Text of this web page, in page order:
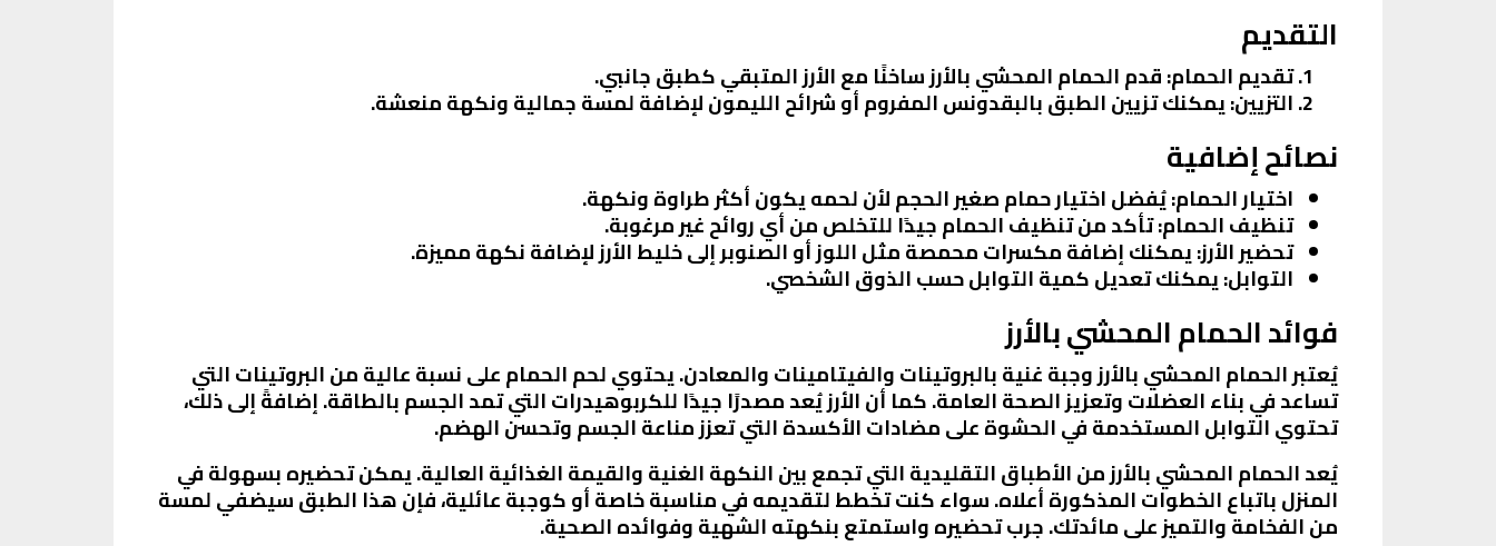
التقديم
تقديم الحمام: قدم الحمام المحشي بالأرز ساخنًا مع الأرز المتبقي كطبق جانبي.
التزيين: يمكنك تزيين الطبق بالبقدونس المفروم أو شرائح الليمون لإضافة لمسة جمالية ونكهة منعشة.
نصائح إضافية
اختيار الحمام: يُفضل اختيار حمام صغير الحجم لأن لحمه يكون أكثر طراوة ونكهة.
تنظيف الحمام: تأكد من تنظيف الحمام جيدًا للتخلص من أي روائح غير مرغوبة.
تحضير الأرز: يمكنك إضافة مكسرات محمصة مثل اللوز أو الصنوبر إلى خليط الأرز لإضافة نكهة مميزة.
التوابل: يمكنك تعديل كمية التوابل حسب الذوق الشخصي.
فوائد الحمام المحشي بالأرز
يُعتبر الحمام المحشي بالأرز وجبة غنية بالبروتينات والفيتامينات والمعادن. يحتوي لحم الحمام على نسبة عالية من البروتينات التي
تساعد في بناء العضلات وتعزيز الصحة العامة. كما أن الأرز يُعد مصدرًا جيدًا للكربوهيدرات التي تمد الجسم بالطاقة. إضافةً إلى ذلك،
تحتوي التوابل المستخدمة في الحشوة على مضادات الأكسدة التي تعزز مناعة الجسم وتحسن الهضم.
يُعد الحمام المحشي بالأرز من الأطباق التقليدية التي تجمع بين النكهة الغنية والقيمة الغذائية العالية. يمكن تحضيره بسهولة في
المنزل باتباع الخطوات المذكورة أعلاه. سواء كنت تخطط لتقديمه في مناسبة خاصة أو كوجبة عائلية، فإن هذا الطبق سيضفي لمسة
من الفخامة والتميز على مائدتك. جرب تحضيره واستمتع بنكهته الشهية وفوائده الصحية.